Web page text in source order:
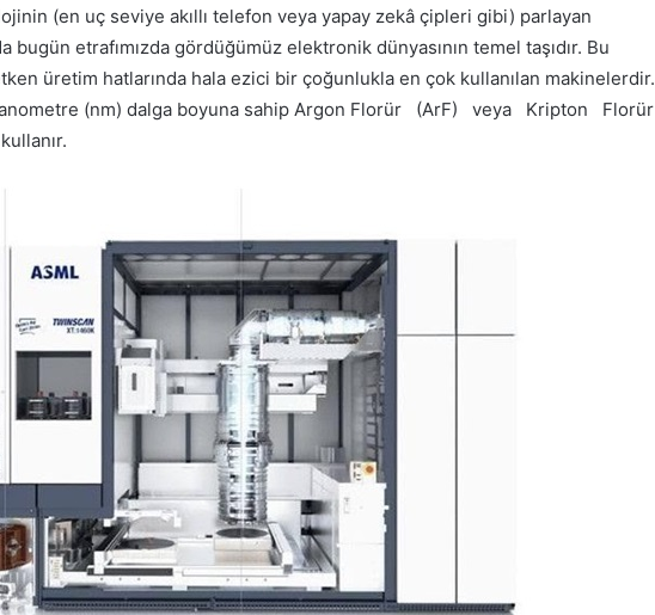
(en uç seviye akıllı telefon veya yapay zekâ çipleri gibi) parlayan
bugün etrafımızda gördüğümüz elektronik dünyasının temel taşıdır. Bu
üretim hatlarında hala ezici bir çoğunlukla en çok kullanılan makinelerdir.
(nm) dalga boyuna sahip Argon Florür (ArF) veya Kripton Florür